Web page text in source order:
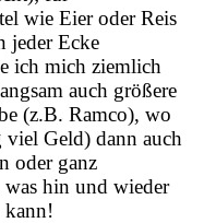
wie Eier oder Reis
jeder Ecke
ich mich ziemlich
auch größere
(z.B. Ramco), wo
Geld) dann auch
oder ganz
hin und wieder
kann!